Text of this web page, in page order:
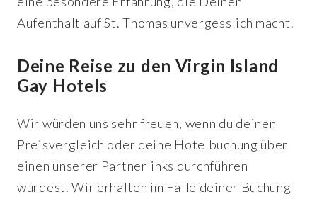
Aufenthalt auf St. Thomas unvergesslich macht.
Deine Reise zu den Virgin Island
Gay Hotels
Wir würden uns sehr freuen, wenn du deinen
Preisvergleich oder deine Hotelbuchung über
einen unserer Partnerlinks durchführen
würdest. Wir erhalten im Falle deiner Buchung